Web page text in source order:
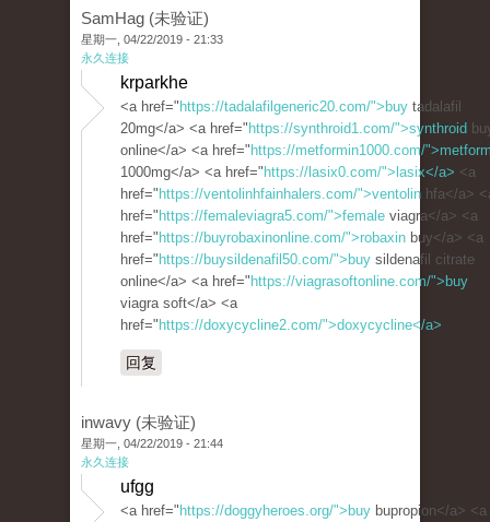
SamHag (未验证)
星期一, 04/22/2019 - 21:33
永久连接
krparkhe
<a href=" https://tadalafilgeneric20.com/">buy tadalafil
20mg</a> <a href=" https://synthroid1.com/">synthroid
online</a> <a href=" https://metformin1000.com/
1000mg</a> <a href=" https://lasix0.com/">lasix</a> <a
href=" https://ventolinhfainhalers.com/">ventolin hfa</a>
href=" https://femaleviagra5.com/">female viagra</a> <a
href=" https://buyrobaxinonline.com/">robaxin buy</a> <a
href=" https://buysildenafil50.com/">buy sildenafil citrate
online</a> <a href=" https://viagrasoftonline.com/">buy
viagra soft</a> <a
href=" https://doxycycline2.com/">doxycycline</a>
回复
inwavy (未验证)
星期一, 04/22/2019 - 21:44
永久连接
ufgg
<a href=" https://doggyheroes.org/">buy bupropion</a> <a